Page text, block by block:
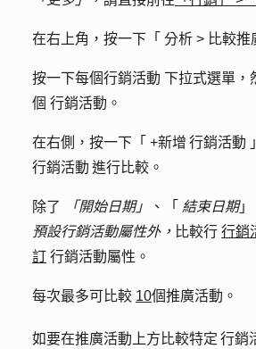
在右上角，按一下「 分析 > 比較推
按一下每個行銷活動 下拉式選單，
個 行銷活動 。
在右側，按一下「 +新增 行銷活動
行銷活動 進行比較。
除了 「開始日期」 、「 結束日期」
預設行銷活動屬性外， 比較行 行銷
訂 行銷活動屬性。
每次最多可比較 10個推廣活動。
如要在推廣活動上方比較特定 行銷